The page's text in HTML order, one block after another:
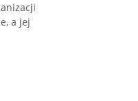
a jej